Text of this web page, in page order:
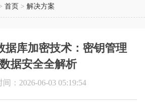
首页 >解决方案
据库加密技术：密钥管理
据安全全解析
间：2026-06-03 05:19:54